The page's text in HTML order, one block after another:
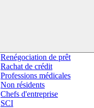
Renégociation de prêt
Rachat de crédit
Professions médicales
Non résidents
Chefs d'entreprise
SCI